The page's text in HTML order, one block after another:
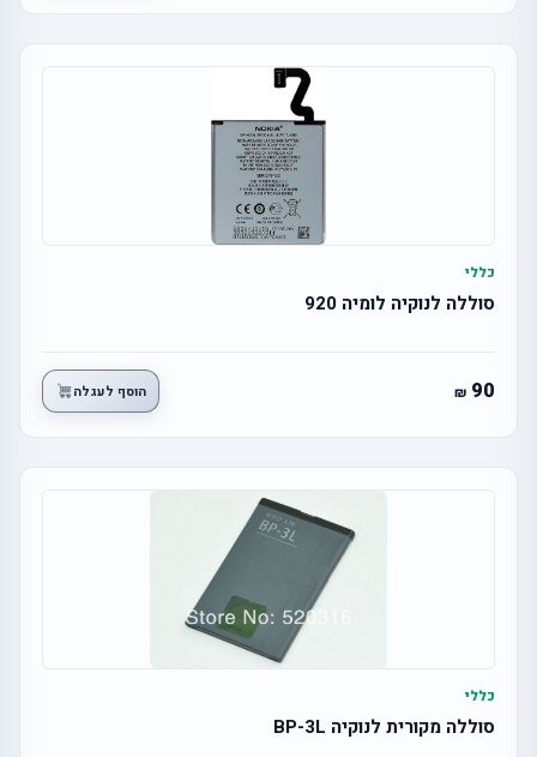
כללי
סוללה לנוקיה לומיה 920
90 הוסף לעגלה
כללי
סוללה מקורית לנוקיה BP-3L